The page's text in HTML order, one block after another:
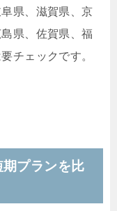
県、滋賀県、京
県、佐賀県、福
チェックです。
期プランを比